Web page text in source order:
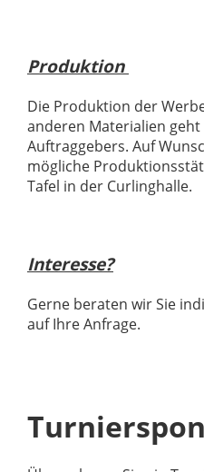
Produktion
Die Produktion der
anderen Materialien geht
Auftraggebers. Auf
mögliche
Tafel in der Curlinghalle.
Interesse?
Gerne beraten wir Sie
auf Ihre Anfrage.